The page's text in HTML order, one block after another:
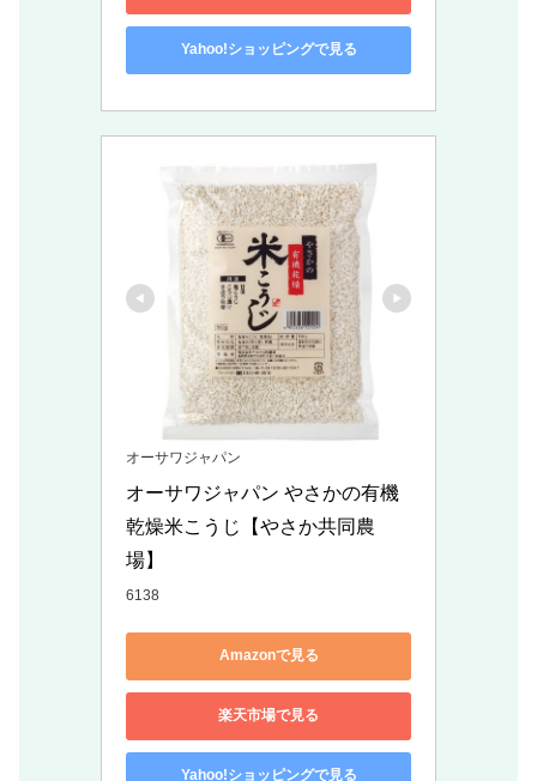
Yahoo!ショッピングで見る
オーサワジャパン
オーサワジャパン やさかの有機
乾燥米こうじ【やさか共同農
場】
6138
Amazonで見る
楽天市場で見る
Yahoo!ショッピングで見る